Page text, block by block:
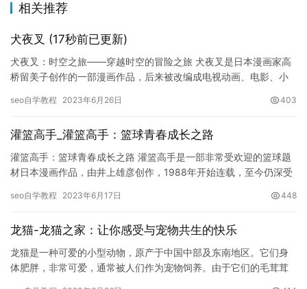
相关推荐
犬夜叉 (17秒前已更新)
犬夜叉：时空之旅——穿越时空的冒险之旅 犬夜叉是日本漫画家高
桥留美子创作的一部漫画作品，后来被改编成电视动画、电影、小
有大…
seo自学教程 2023年6月26日 403
灌篮高手_灌篮高手：篮球青春成长之路
灌篮高手：篮球青春成长之路 灌篮高手是一部非常受欢迎的篮球题
材日本漫画作品，由井上雄彦创作，1988年开始连载，至今仍深受
seo自学教程 2023年6月17日 448
龙猫-龙猫之家：让你感受与宠物共生的快乐
龙猫是一种可爱的小型动物，原产于中国中部及东南地区。它们身
体肥胖，非常可爱，通常被人们作为宠物饲养。由于它们的毛茸茸